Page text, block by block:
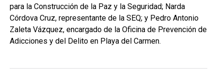
para la Construcción de la Paz y la Seguridad; Narda
Córdova Cruz, representante de la SEQ; y Pedro Antonio
Zaleta Vázquez, encargado de la Oficina de Prevención de
Adicciones y del Delito en Playa del Carmen.